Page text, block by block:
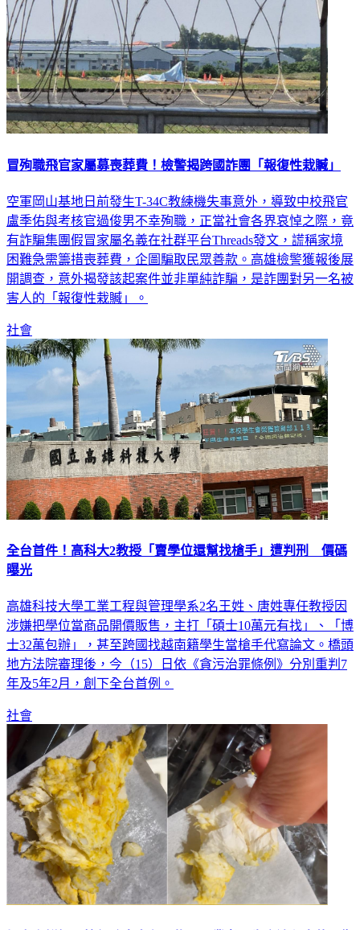
空軍岡山基地日前發生T-34C教練機失事意外，導致中校飛官
盧季佑與考核官過俊男不幸殉職，正當社會各界哀悼之際，竟
有詐騙集團假冒家屬名義在社群平台Threads發文，謊稱家境
困難急需籌措喪葬費，企圖騙取民眾善款。高雄檢警獲報後展
開調查，意外揭發該起案件並非單純詐騙，是詐團對另一名被
社會
全台首件！高科大2教授「賣學位還幫找槍手」遭判刑 價碼
高雄科技大學工業工程與管理學系2名王姓、唐姓專任教授因
涉嫌把學位當商品開價販售，主打「碩士10萬元有找」、「博
士32萬包辦」，甚至跨國找越南籍學生當槍手代寫論文。橋頭
地方法院審理後，今（15）日依《貪污治罪條例》分別重判7